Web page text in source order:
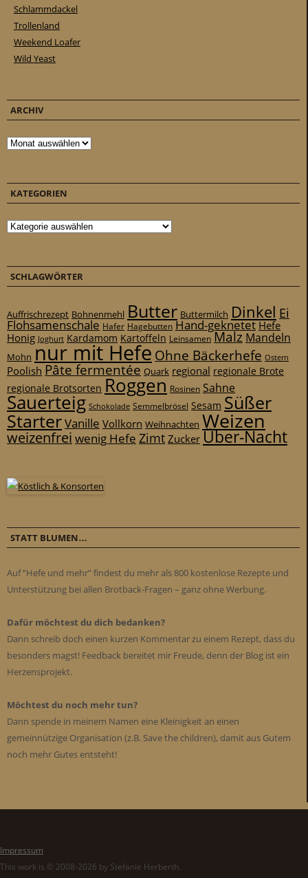
Schlammdackel
Trollenland
Weekend Loafer
Wild Yeast
ARCHIV
Archiv
KATEGORIEN
Kategorien
SCHLAGWÖRTER
Auffrischrezept Bohnenmehl Butter Buttermilch Dinkel Ei
Flohsamenschale Hafer Hagebutten Hand-geknetet Hefe
Honig Joghurt Kardamom Kartoffeln Leinsamen Malz Mandeln
Mohn nur mit Hefe Ohne Bäckerhefe Ostern
Poolish Pâte fermentée Quark regional regionale Brote
regionale Brotsorten Roggen Rosinen Sahne
Sauerteig Schokolade Semmelbrösel Sesam Süßer
StarterVanille Vollkorn Weihnachten Weizen
weizenfrei wenig Hefe ZimtZuckerÜber-Nacht
STATT BLUMEN…
Auf “Hefe und mehr” findest du mehr als 800 kostenlose Rezepte und
Unterstützung bei allen Brotback-Fragen – ganz ohne Werbung.
Dafür möchtest du dich bedanken?
Dann schreib doch einen kurzen Kommentar zu einem Rezept, dass du
besonders magst! Feedback bereitet mir Freude, denn der Blog ist ein
Herzensprojekt.
Möchtest du noch mehr tun?
Dann spende in meinem Namen eine Kleinigkeit an einen
gemeinnützige Organisation (z.B. Save the children), damit aus Gutem
noch mehr Gutes entsteht!
Impressum
This work is © 2008-2026 by Stefanie Herberth.